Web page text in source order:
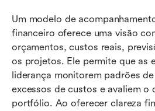
Um modelo de
financeiro oferece uma visão
orçamentos, custos reais,
os projetos. Ele permite que as
liderança monitorem padrões
excessos de custos e avaliem o
portfólio. Ao oferecer clareza